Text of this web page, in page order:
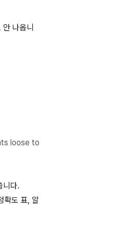
나옵니
loose to
니다.
확도 표, 알